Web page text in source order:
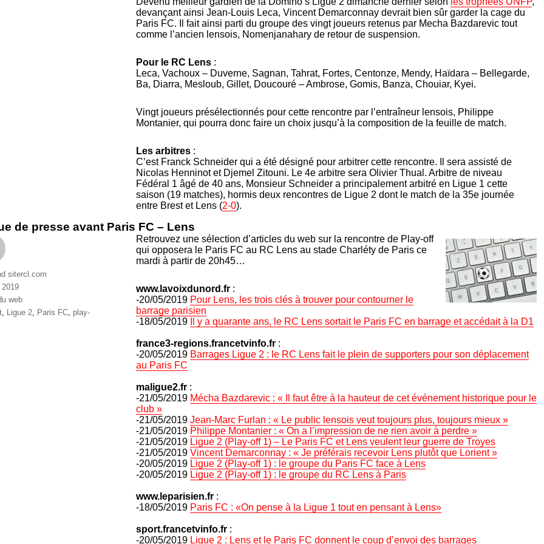
devançant ainsi Jean-Louis Leca, Vincent Demarconnay devrait bien sûr garder la cage du
Paris FC. Il fait ainsi parti du groupe des vingt joueurs retenus par Mecha Bazdarevic tout
comme l’ancien lensois, Nomenjanahary de retour de suspension.
Pour le RC Lens :
Leca, Vachoux – Duverne, Sagnan, Tahrat, Fortes, Centonze, Mendy, Haïdara – Bellegarde,
Ba, Diarra, Mesloub, Gillet, Doucouré – Ambrose, Gomis, Banza, Chouiar, Kyei.
Vingt joueurs présélectionnés pour cette rencontre par l’entraîneur lensois, Philippe
Montanier, qui pourra donc faire un choix jusqu’à la composition de la feuille de match.
Les arbitres :
C’est Franck Schneider qui a été désigné pour arbitrer cette rencontre. Il sera assisté de
Nicolas Henninot et Djemel Zitouni. Le 4e arbitre sera Olivier Thual. Arbitre de niveau
Fédéral 1 âgé de 40 ans, Monsieur Schneider a principalement arbitré en Ligue 1 cette
saison (19 matches), hormis deux rencontres de Ligue 2 dont le match de la 35e journée
entre Brest et Lens (2-0).
de presse avant Paris FC – Lens
Retrouvez une sélection d’articles du web sur la rencontre de Play-off
qui opposera le Paris FC au RC Lens au stade Charléty de Paris ce
mardi à partir de 20h45…
www.lavoixdunord.fr :
-20/05/2019 Pour Lens, les trois clés à trouver pour contourner le
barrage parisien
-18/05/2019
Il y a quarante ans, le RC Lens sortait le Paris FC en barrage et accédait à la D1
france3-regions.francetvinfo.fr :
-20/05/2019 Barrages Ligue 2 : le RC Lens fait le plein de supporters pour son déplacement
au Paris FC
maligue2.fr :
-21/05/2019 Mécha Bazdarevic : « Il faut être à la hauteur de cet événement historique pour le
club »
-21/05/2019 Jean-Marc Furlan : « Le public lensois veut toujours plus, toujours mieux »
-21/05/2019 Philippe Montanier : « On a l’impression de ne rien avoir à perdre »
-21/05/2019 Ligue 2 (Play-off 1) – Le Paris FC et Lens veulent leur guerre de Troyes
-21/05/2019 Vincent Demarconnay : « Je préférais recevoir Lens plutôt que Lorient »
-20/05/2019 Ligue 2 (Play-off 1) : le groupe du Paris FC face à Lens
-20/05/2019 Ligue 2 (Play-off 1) : le groupe du RC Lens à Paris
www.leparisien.fr :
-18/05/2019 Paris FC : «On pense à la Ligue 1 tout en pensant à Lens»
sport.francetvinfo.fr :
-20/05/2019 Ligue 2 : Lens et le Paris FC donnent le coup d’envoi des barrages
sitercl.com
web
, Ligue 2, Paris FC, play-